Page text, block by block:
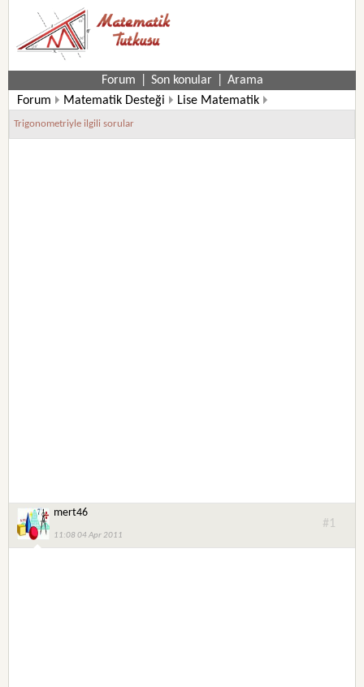
Forum Son konular
Arama
Forum
Matematik Desteği
Lise Matematik
10. Sınıf Matematik Soruları
Trigonometriyle ilgili sorular
mert46
11:08 04 Apr 2011
#1